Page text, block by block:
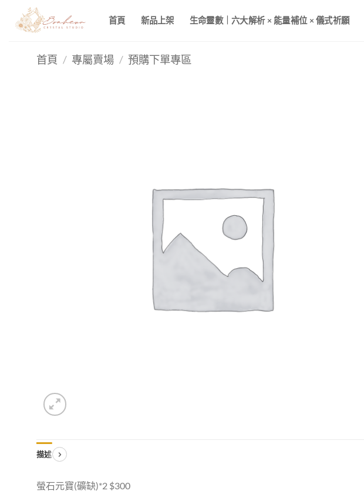
首頁 新品上架 生命靈數｜六大解析 × 能量補位 × 儀式祈願
首頁 / 專屬賣場 / 預購下單專區
描述
螢石元寶(礦缺)*2 $300